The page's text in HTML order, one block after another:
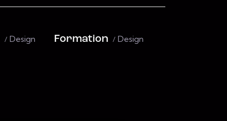
Design Design
Formation